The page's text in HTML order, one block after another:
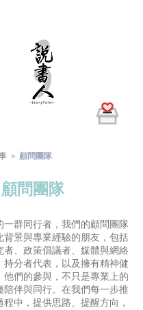
＞ 顧問團隊
顧問團隊
一群同行者，我們的顧問團隊
背景與專業經驗的朋友，包括
者、政策倡議者、媒體與網絡
持分者代表，以及擁有精神健
他們的參與，不只是專業上的
陪伴與同行。在我們每一步推
中，提供思路、提醒方向，